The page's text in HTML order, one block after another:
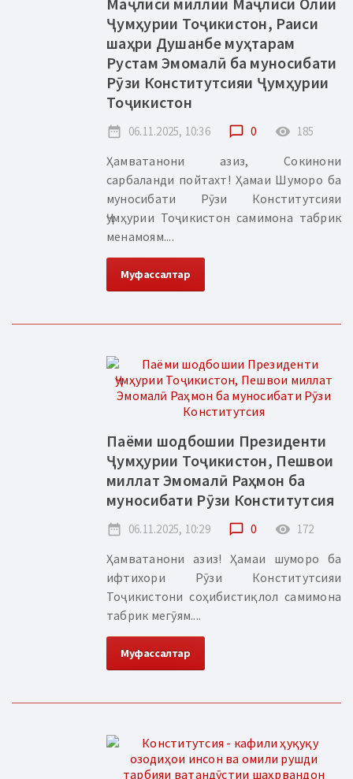
Ҷумҳурии Тоҷикистон, Раиси
шаҳри Душанбе муҳтарам
Рустам Эмомалӣ ба муносибати
Рӯзи Конститутсияи Ҷумҳурии
Тоҷикистон
date_range 06.11.2025, 10:36 chat_bubble_outline 0 remove_red_eye 185
Ҳамватанони азиз, Сокинони
сарбаланди пойтахт! Ҳамаи Шуморо ба
муносибати Рӯзи Конститутсияи
Ҷумҳурии Тоҷикистон самимона табрик
менамоям....
Муфассалтар
Паёми шодбошии Президенти
Ҷумҳурии Тоҷикистон, Пешвои
миллат Эмомалӣ Раҳмон ба
муносибати Рӯзи Конститутсия
date_range 06.11.2025, 10:29 chat_bubble_outline 0 remove_red_eye 172
Ҳамватанони азиз! Ҳамаи шуморо ба
ифтихори Рӯзи Конститутсияи
Тоҷикистони соҳибистиқлол самимона
табрик мегӯям....
Муфассалтар